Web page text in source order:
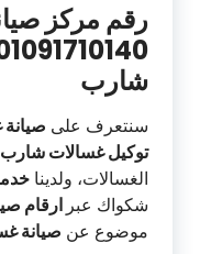
رقم مركز
شارب
سنتعرف على
توكيل غسالات شارب
الغسالات، ولدينا
شكواك عبرارقام
موضوع عن صيانة